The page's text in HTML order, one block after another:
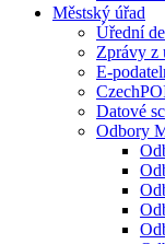
Městský úřad
Úřední
Zprávy z
E-
Datové
Odbory